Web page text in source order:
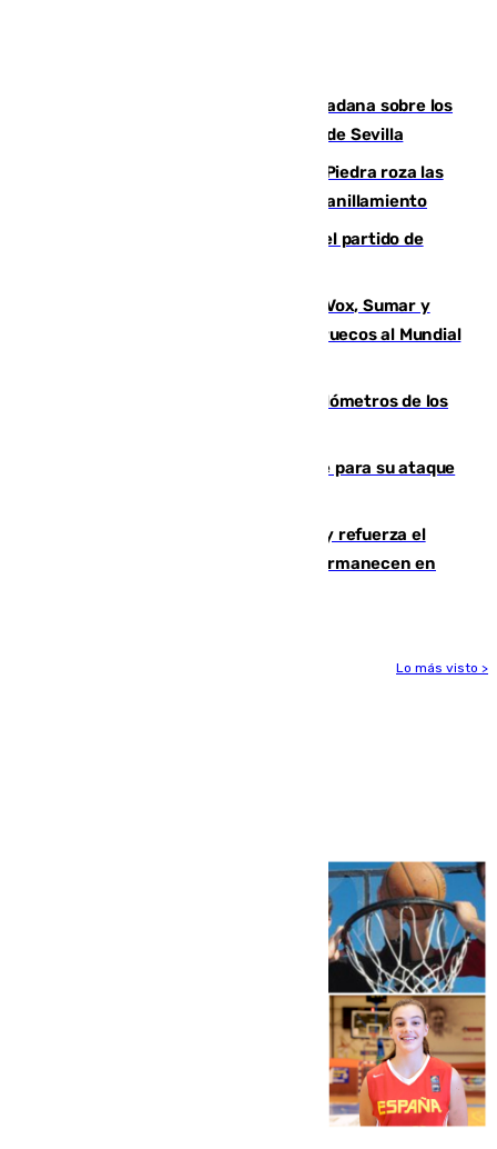
PSOE y Vox critican la consulta ciudadana sobre los
toldos que ha lanzado el Ayuntamiento de Sevilla
La laguna malagueña de Fuente de Piedra roza las
30.000 parejas de flamencos antes del anillamiento
Sigue en directo la retransmisión del partido de
La crisis migratoria de Ceuta une a Vox, Sumar y
Podemos contra la candidatura de Marruecos al Mundial
Diputación limpia de residuos 170 kilómetros de los
El Real Madrid ficha a Yan Diomande para su ataque
El Gobierno instala duchas y baños y refuerza el
CETI para los miles de migrantes que permanecen en
Lo más visto >